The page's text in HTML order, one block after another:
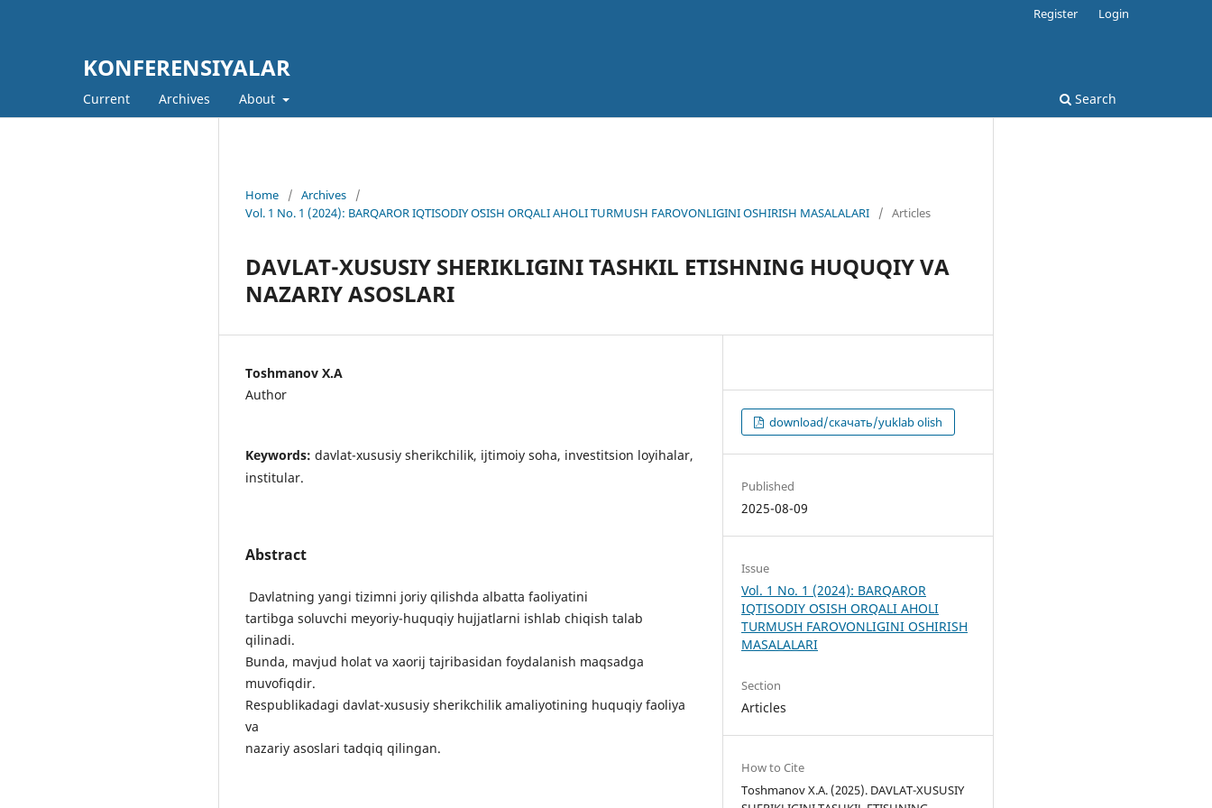
KONFERENSIYALAR
Current Archives About Search
Register Login
Home / Archives
/
Vol. 1 No. 1 (2024): BARQAROR IQTISODIY OʻSISH ORQALI AHOLI TURMUSH FAROVONLIGINI OSHIRISH MASALALARI
/ Articles
DAVLAT-XUSUSIY SHERIKLIGINI TASHKIL ETISHNING HUQUQIY VA
NAZARIY ASOSLARI
Toshmanov X.A
Author
Keywords: davlat-xususiy sherikchilik, ijtimoiy soha, investitsion loyihalar,
institular.
Abstract
Davlatning yangi tizimni joriy qilishda albatta faoliyatini
tartibga soluvchi meyoriy-huquqiy hujjatlarni ishlab chiqish talab
qilinadi.
Bunda, mavjud holat va xaorij tajribasidan foydalanish maqsadga
muvofiqdir.
Respublikadagi davlat-xususiy sherikchilik amaliyotining huquqiy faoliya
va
nazariy asoslari tadqiq qilingan.
download/скачать/yuklab olish
Published
2025-08-09
Issue
Vol. 1 No. 1 (2024): BARQAROR
IQTISODIY OʻSISH ORQALI AHOLI
TURMUSH FAROVONLIGINI OSHIRISH
MASALALARI
Section
Articles
How to Cite
Toshmanov X.A. (2025). DAVLAT-XUSUSIY